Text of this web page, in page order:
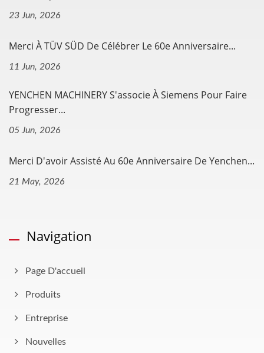
23 Jun, 2026
Merci À TÜV SÜD De Célébrer Le 60e Anniversaire...
11 Jun, 2026
YENCHEN MACHINERY S'associe À Siemens Pour Faire
Progresser...
05 Jun, 2026
Merci D'avoir Assisté Au 60e Anniversaire De Yenchen...
21 May, 2026
Navigation
Page D'accueil
Produits
Entreprise
Nouvelles